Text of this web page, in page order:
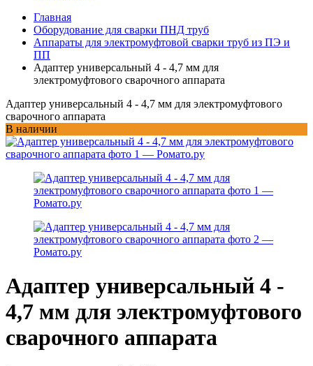
Главная
Оборудование для сварки ПНД труб
Аппараты для электромуфтовой сварки труб из ПЭ и
ПП
Адаптер универсальный 4 - 4,7 мм для
электромуфтового сварочного аппарата
Адаптер универсальный 4 - 4,7 мм для электромуфтового
сварочного аппарата
В наличии
Адаптер универсальный 4 -
4,7 мм для электромуфтового
сварочного аппарата